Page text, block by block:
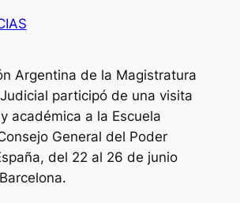
Argentina de la Magistratura
participó de una visita
académica a la Escuela
General del Poder
del 22 al 26 de junio